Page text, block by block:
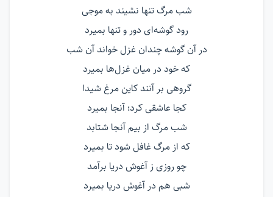
شب مرگ تنها نشیند به موجی
رود گوشه‌ای دور و تنها بمیرد
در آن گوشه چندان غزل خواند آن شب
که خود در ميان غزل‌ها بمیرد
گروهی بر آنند کاین مرغ شیدا
کجا عاشقی کرد؛ آنجا بمیرد
شب مرگ از بيم آنجا شتابد
که از مرگ غافل شود تا بمیرد
چو روزی ز آغوش دریا برآمد
شبی هم در آغوش دریا بمیرد